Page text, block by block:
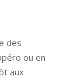
des
ou en
aux